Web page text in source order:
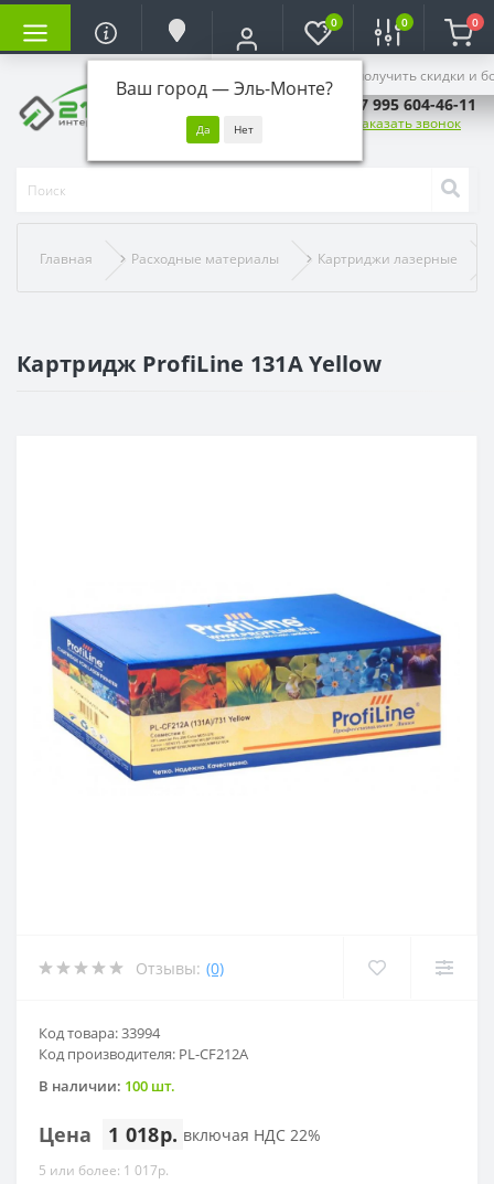
Ваш город —Эль-Монте?
Войдите, чтобы получить скидки и
0 0 0
+7 995 604-46-11
Заказать звонок
Главная Расходные материалы Картриджи лазерные
Картридж ProfiLine 131A Yellow
Отзывы: (0)
Код товара: 33994
Код производителя: PL-CF212A
В наличии: 100 шт.
Цена 1 018р. включая НДС 22%
5 или более: 1 017р.